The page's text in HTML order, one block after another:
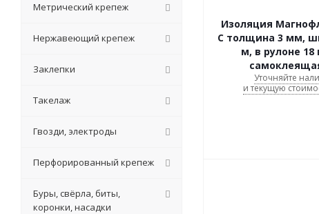
Изоляция
C толщина 3 мм,
м, в рулоне 18
Уточняйте
и текущую
Метрический крепеж
Нержавеющий крепеж
Заклепки
Такелаж
Гвозди, электроды
Перфорированный крепеж
Буры, свёрла, биты,
коронки, насадки